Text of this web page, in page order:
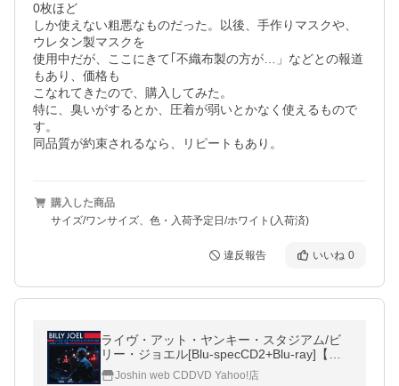
0枚ほど
しか使えない粗悪なものだった。以後、手作りマスクや、
ウレタン製マスクを
使用中だが、ここにきて｢不織布製の方が…」などとの報道
もあり、価格も
こなれてきたので、購入してみた。
特に、臭いがするとか、圧着が弱いとかなく使えるもので
す。
同品質が約束されるなら、リピートもあり。
購入した商品
サイズ/ワンサイズ、色・入荷予定日/ホワイト(入荷済)
違反報告 いいね 0
ライヴ・アット・ヤンキー・スタジアム/ビ
リー・ジョエル[Blu-specCD2+Blu-ray]【返
品種別A】
Joshin web CDDVD Yahoo!店